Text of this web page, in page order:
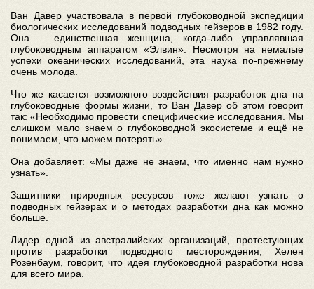
Ван Давер участвовала в первой глубоководной экспедиции
биологических исследований подводных гейзеров в 1982 году.
Она – единственная женщина, когда-либо управлявшая
глубоководным аппаратом «Элвин». Несмотря на немалые
успехи океанических исследований, эта наука по-прежнему
очень молода.
Что же касается возможного воздействия разработок дна на
глубоководные формы жизни, то Ван Давер об этом говорит
так: «Необходимо провести специфические исследования. Мы
слишком мало знаем о глубоководной экосистеме и ещё не
понимаем, что можем потерять».
Она добавляет: «Мы даже не знаем, что именно нам нужно
узнать».
Защитники природных ресурсов тоже желают узнать о
подводных гейзерах и о методах разработки дна как можно
больше.
Лидер одной из австралийских организаций, протестующих
против разработки подводного месторождения, Хелен
Розенбаум, говорит, что идея глубоководной разработки нова
для всего мира.